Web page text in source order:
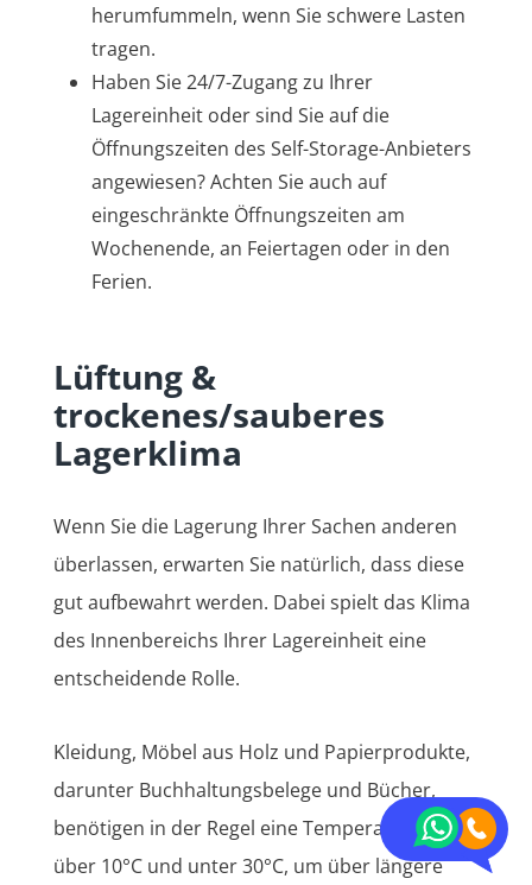
herumfummeln, wenn Sie schwere Lasten
tragen.
Haben Sie 24/7-Zugang zu Ihrer
Lagereinheit oder sind Sie auf die
Öffnungszeiten des Self-Storage-Anbieters
angewiesen? Achten Sie auch auf
eingeschränkte Öffnungszeiten am
Wochenende, an Feiertagen oder in den
Ferien.
Lüftung &
trockenes/sauberes
Lagerklima
Wenn Sie die Lagerung Ihrer Sachen anderen
überlassen, erwarten Sie natürlich, dass diese
gut aufbewahrt werden. Dabei spielt das Klima
des Innenbereichs Ihrer Lagereinheit eine
entscheidende Rolle.
Kleidung, Möbel aus Holz und Papierprodukte,
darunter Buchhaltungsbelege und Bücher,
benötigen in der Regel eine Temperatur von
über 10°C und unter 30°C, um über längere